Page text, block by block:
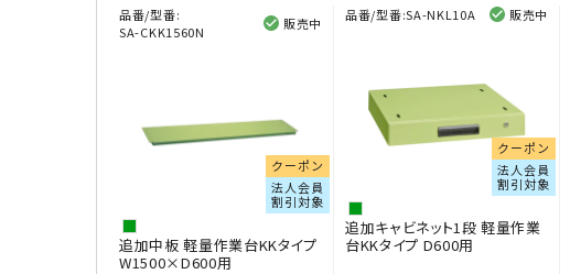
品番/型番:
SA-CKK1560N
販売中
クーポン
法人会員
割引対象
追加中板 軽量作業台KKタイプ
W1500×D600用
品番/型番:SA-NKL10A 販売中
クーポン
法人会員
割引対象
追加キャビネット1段 軽量作業
台KKタイプ D600用